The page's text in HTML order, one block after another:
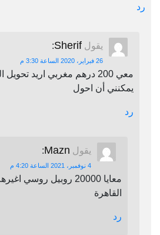
رد
يقول Sherif
:
26 فبراير، 2020 الساعة 3:30 م
معي 200 درهم مغربي اريد
يمكنني أن احول
رد
يقول Mazn
:
4 نوفمبر، 2021 الساعة 4:20 م
معايا 20000 روبيل روسي
القاهرة
رد